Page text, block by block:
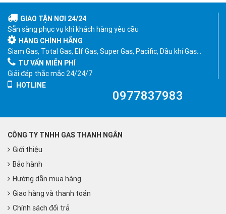
GIAO TẬN NƠI 24/24
Sẵn sàng phục vụ khi khách hàng yêu cầu
HÀNG CHÍNH HÃNG
Siam Gas, Total Gas, Elf Gas, Super Gas, Pacific, Dầu khí Gas…
TƯ VẤN MIỄN PHÍ
Giải đáp thắc mắc 24/24/7
HOTLINE
0977837983
CÔNG TY TNHH GAS THANH NGÂN
Giới thiệu
Bảo hành
Hướng dẫn mua hàng
Giao hàng và thanh toán
Chính sách đổi trả